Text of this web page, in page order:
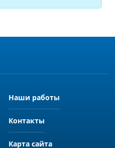
Наши работы
Контакты
Карта сайта